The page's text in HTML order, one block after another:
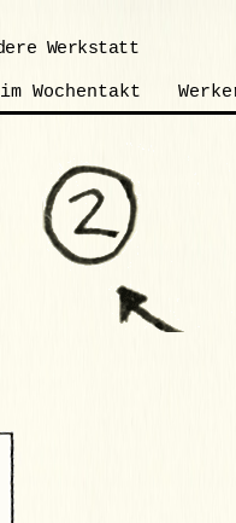
Werkstatt
Wochentakt